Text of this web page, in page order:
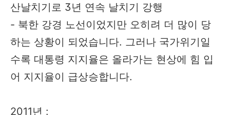
산날치기로 3년 연속 날치기 강행
- 북한 강경 노선이었지만 오히려 더 많이 당
하는 상황이 되었습니다. 그러나 국가위기일
수록 대통령 지지율은 올라가는 현상에 힘 입
어 지지율이 급상승합니다.
2011년 :